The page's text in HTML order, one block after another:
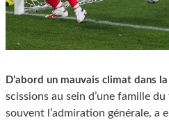
D’abord un mauvais climat dans
scissions au sein d’une famille
souvent l’admiration générale, a